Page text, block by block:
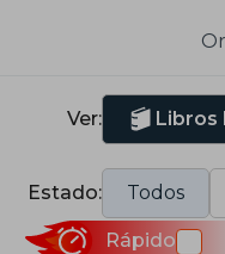
Ver: Libros
Estado: Todos
Rápido